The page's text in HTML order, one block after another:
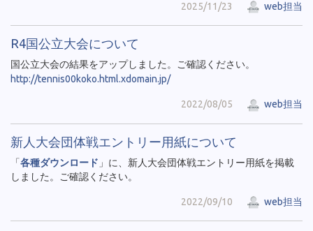
2025/11/23 web担当
R4国公立大会について
国公立大会の結果をアップしました。ご確認ください。
http://tennis00koko.html.xdomain.jp/
2022/08/05 web担当
新人大会団体戦エントリー用紙について
「各種ダウンロード 」に、新人大会団体戦エントリー用紙を掲載
しました。ご確認ください。
2022/09/10 web担当